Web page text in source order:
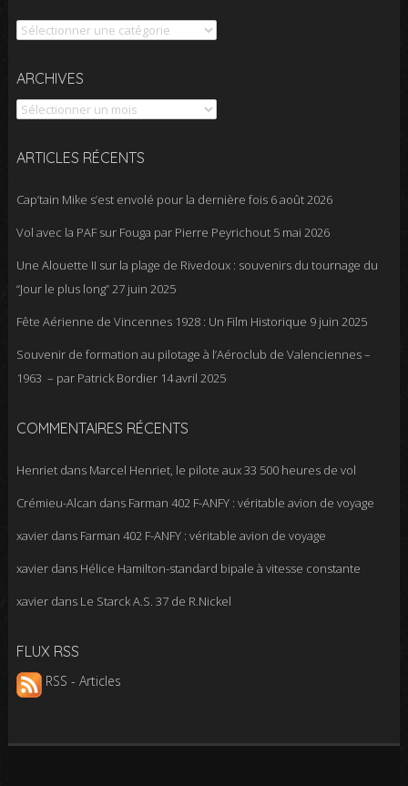
Catégories
ARCHIVES
Archives
ARTICLES RÉCENTS
Cap’tain Mike s’est envolé pour la dernière fois 6 août 2026
Vol avec la PAF sur Fouga par Pierre Peyrichout 5 mai 2026
Une Alouette II sur la plage de Rivedoux : souvenirs du tournage du
“Jour le plus long”27 juin 2025
Fête Aérienne de Vincennes 1928 : Un Film Historique 9 juin 2025
Souvenir de formation au pilotage à l’Aéroclub de Valenciennes –
1963 – par Patrick Bordier 14 avril 2025
COMMENTAIRES RÉCENTS
Henrietdans Marcel Henriet, le pilote aux 33 500 heures de vol
Crémieu-Alcan dans Farman 402 F-ANFY : véritable avion de voyage
xavierdans Farman 402 F-ANFY : véritable avion de voyage
xavierdans Hélice Hamilton-standard bipale à vitesse constante
xavierdans Le Starck A.S. 37 de R.Nickel
FLUX RSS
RSS - Articles